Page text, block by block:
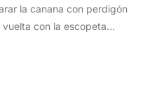
la canana con perdigón
vuelta con la escopeta…